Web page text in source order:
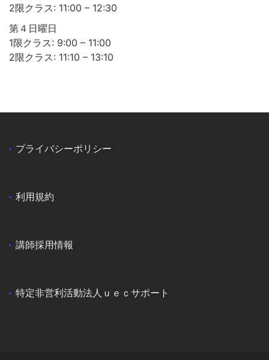
2限クラス: 11:00 – 12:30
第４日曜日
1限クラス: 9:00 – 11:00
2限クラス: 11:10 – 13:10
プライバシーポリシー
利用規約
講師採用情報
特定非営利活動法人ｕｅｃサポート